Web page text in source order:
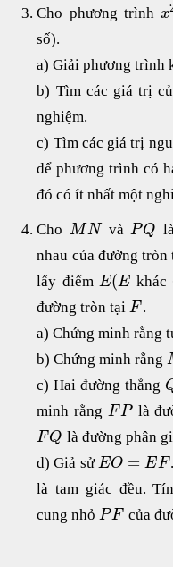
Cho phương trình x
số).
a) Giải phương trình
b) Tìm các giá trị
nghiệm.
c) Tìm các giá trị
để phương trình có
đó có ít nhất một
ChoMNvàPQ
nhau của đường tròn
lấy điểm E(E khác
đường tròn tạiF .
a) Chứng minh rằng
b) Chứng minh rằng
c) Hai đường thẳng
minh rằng FPlà
FQ là đường phân
d) Giả sửEO = EF
là tam giác đều.
cung nhỏPF của